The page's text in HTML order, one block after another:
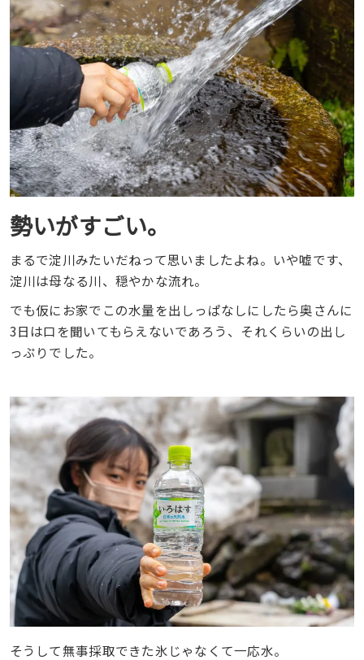
勢いがすごい。
まるで淀川みたいだねって思いましたよね。いや嘘です、
淀川は母なる川、穏やかな流れ。
でも仮にお家でこの水量を出しっぱなしにしたら奥さんに
3日は口を聞いてもらえないであろう、それくらいの出し
っぷりでした。
そうして無事採取できた氷じゃなくて一応水。